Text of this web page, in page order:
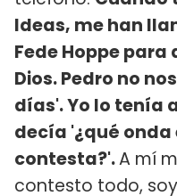
Ideas, me han
Fede Hoppe para
Dios. Pedro no
días'. Yo lo tenía
decía '¿qué onda
contesta?'.A mí
contesto todo,